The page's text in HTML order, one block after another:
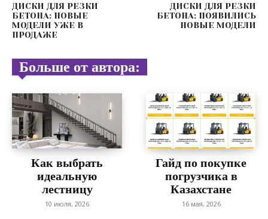
ДИСКИ ДЛЯ РЕЗКИ
БЕТОНА: НОВЫЕ
МОДЕЛИ УЖЕ В
ПРОДАЖЕ
ДИСКИ ДЛЯ РЕЗКИ
БЕТОНА: ПОЯВИЛИСЬ
НОВЫЕ МОДЕЛИ
Больше от автора:
Как выбрать
идеальную
лестницу
10 июля, 2026
Гайд по покупке
погрузчика в
Казахстане
16 мая, 2026